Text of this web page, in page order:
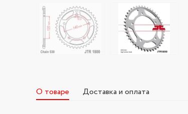
О товаре Доставка и оплата